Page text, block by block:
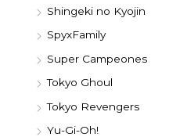
Shingeki no Kyojin
SpyxFamily
Super Campeones
Tokyo Ghoul
Tokyo Revengers
Yu-Gi-Oh!